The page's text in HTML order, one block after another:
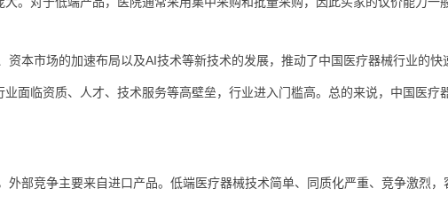
资本市场的加速布局以及AI技术等新技术的发展，推动了中国医疗器械行业的快
面临资质、人才、技术服务等高壁垒，行业进入门槛高。总的来说，中国医疗
外部竞争主要来自进口产品。低端医疗器械技术简单、同质化严重、竞争激烈，